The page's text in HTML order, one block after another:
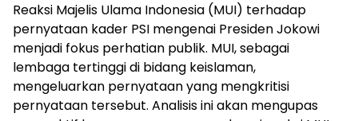
Reaksi Majelis Ulama Indonesia (MUI) terhadap
pernyataan kader PSI mengenai Presiden Jokowi
menjadi fokus perhatian publik. MUI, sebagai
lembaga tertinggi di bidang keislaman,
mengeluarkan pernyataan yang mengkritisi
pernyataan tersebut. Analisis ini akan mengupas